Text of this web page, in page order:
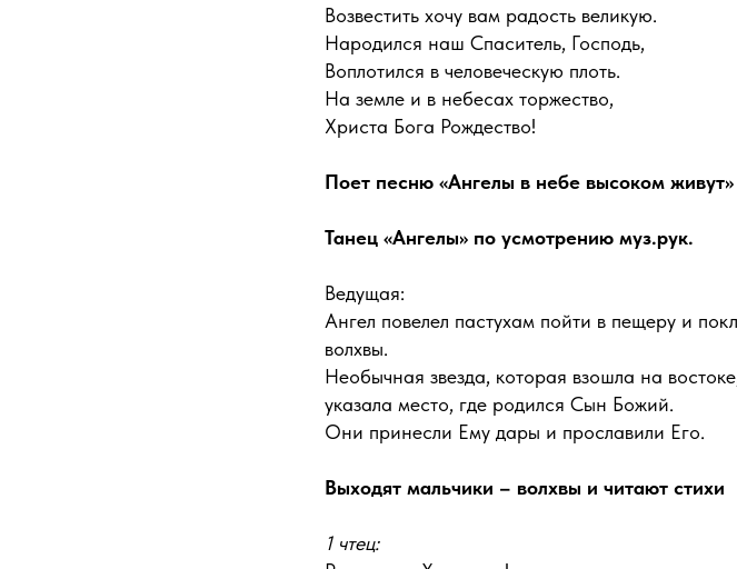
Возвестить хочу вам радость великую.
Народился наш Спаситель, Господь,
Воплотился в человеческую плоть.
На земле и в небесах торжество,
Христа Бога Рождество!
Поет песню «Ангелы в небе высоком живут»
Танец «Ангелы» по усмотрению муз.рук.
Ведущая:
Ангел повелел пастухам пойти в пещеру и
волхвы.
Необычная звезда, которая взошла на
указала место, где родился Сын Божий.
Они принесли Ему дары и прославили Его.
Выходят мальчики – волхвы и читают стихи
1 чтец: